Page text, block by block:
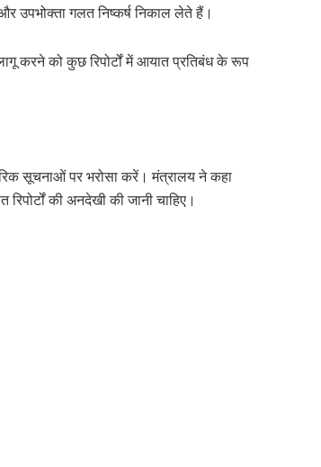
उपभोक्ता गलत निष्कर्ष निकाल लेते हैं।
करने को कुछ रिपोर्टों में आयात प्रतिबंध के रूप
सूचनाओंपर भरोसा करें। मंत्रालय ने कहा
की अनदेखी की जानी चाहिए।